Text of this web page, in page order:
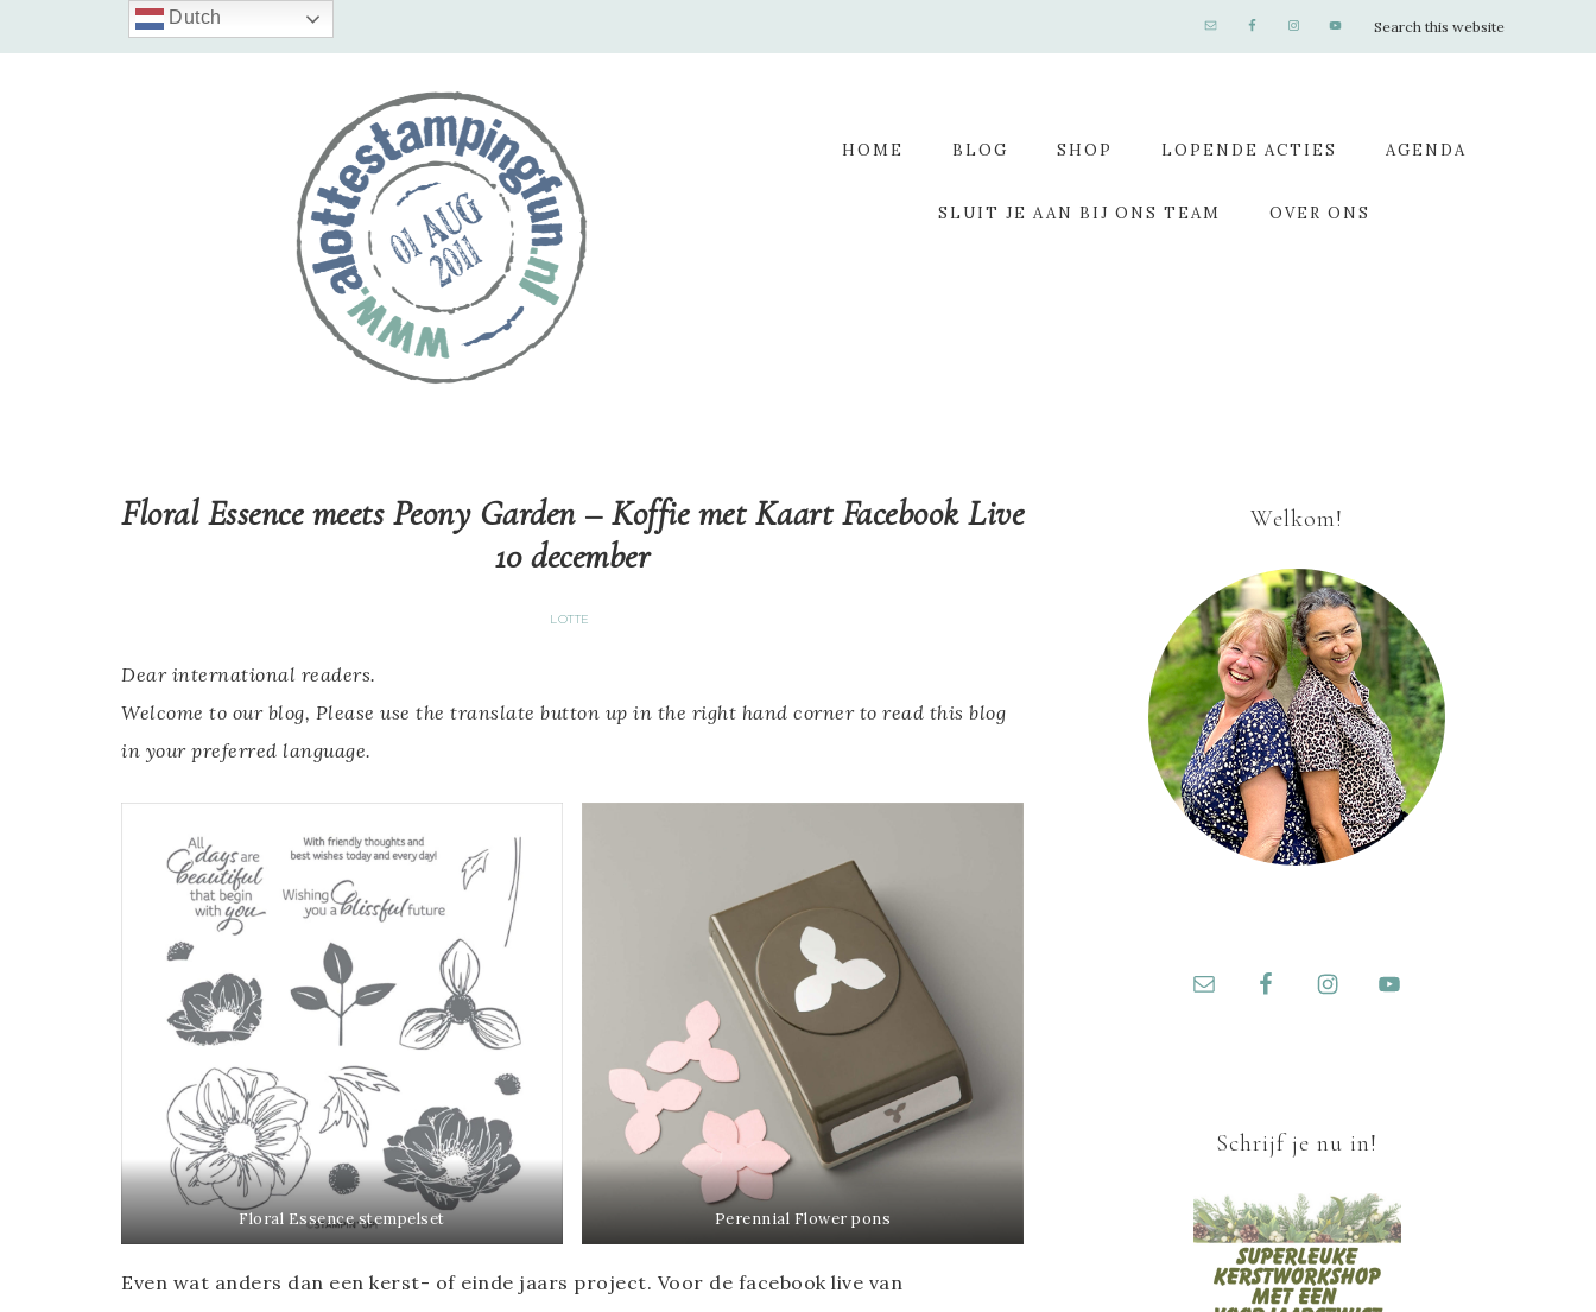
HOME BLOG SHOP LOPENDE ACTIES AGENDA
SLUIT JE AAN BIJ ONS TEAM OVER ONS
Floral Essence meets Peony Garden – Koffie met Kaart Facebook Live
10 december
LOTTE
Dear international readers.
Welcome to our blog, Please use the translate button up in the right hand corner to read this blog
in your preferred language.
Floral Essence stempelset Perennial Flower pons
Even wat anders dan een kerst- of einde jaars project. Voor de facebook live van
Welkom!
Schrijf je nu in!
Dutch